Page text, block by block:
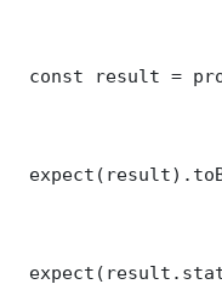
const result =